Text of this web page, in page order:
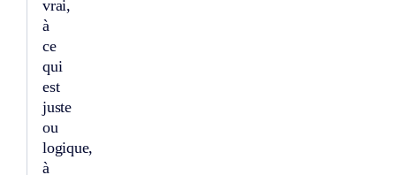
vrai,
à
ce
qui
est
juste
ou
logique,
à